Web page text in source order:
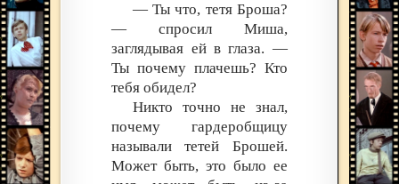
— Ты что, тетя Броша?
— спросил Миша,
заглядывая ей в глаза. —
Ты почему плачешь? Кто
тебя обидел?
Никто точно не знал,
почему гардеробщицу
называли тетей Брошей.
Может быть, это было ее